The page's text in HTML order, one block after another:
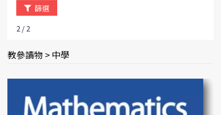
篩選
2 / 2
教參讀物 > 中學